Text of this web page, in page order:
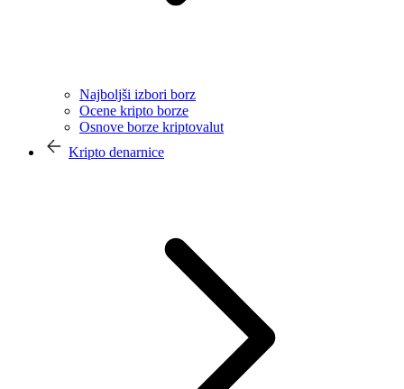
Najboljši izbori borz
Ocene kripto borze
Osnove borze kriptovalut
Kripto denarnice